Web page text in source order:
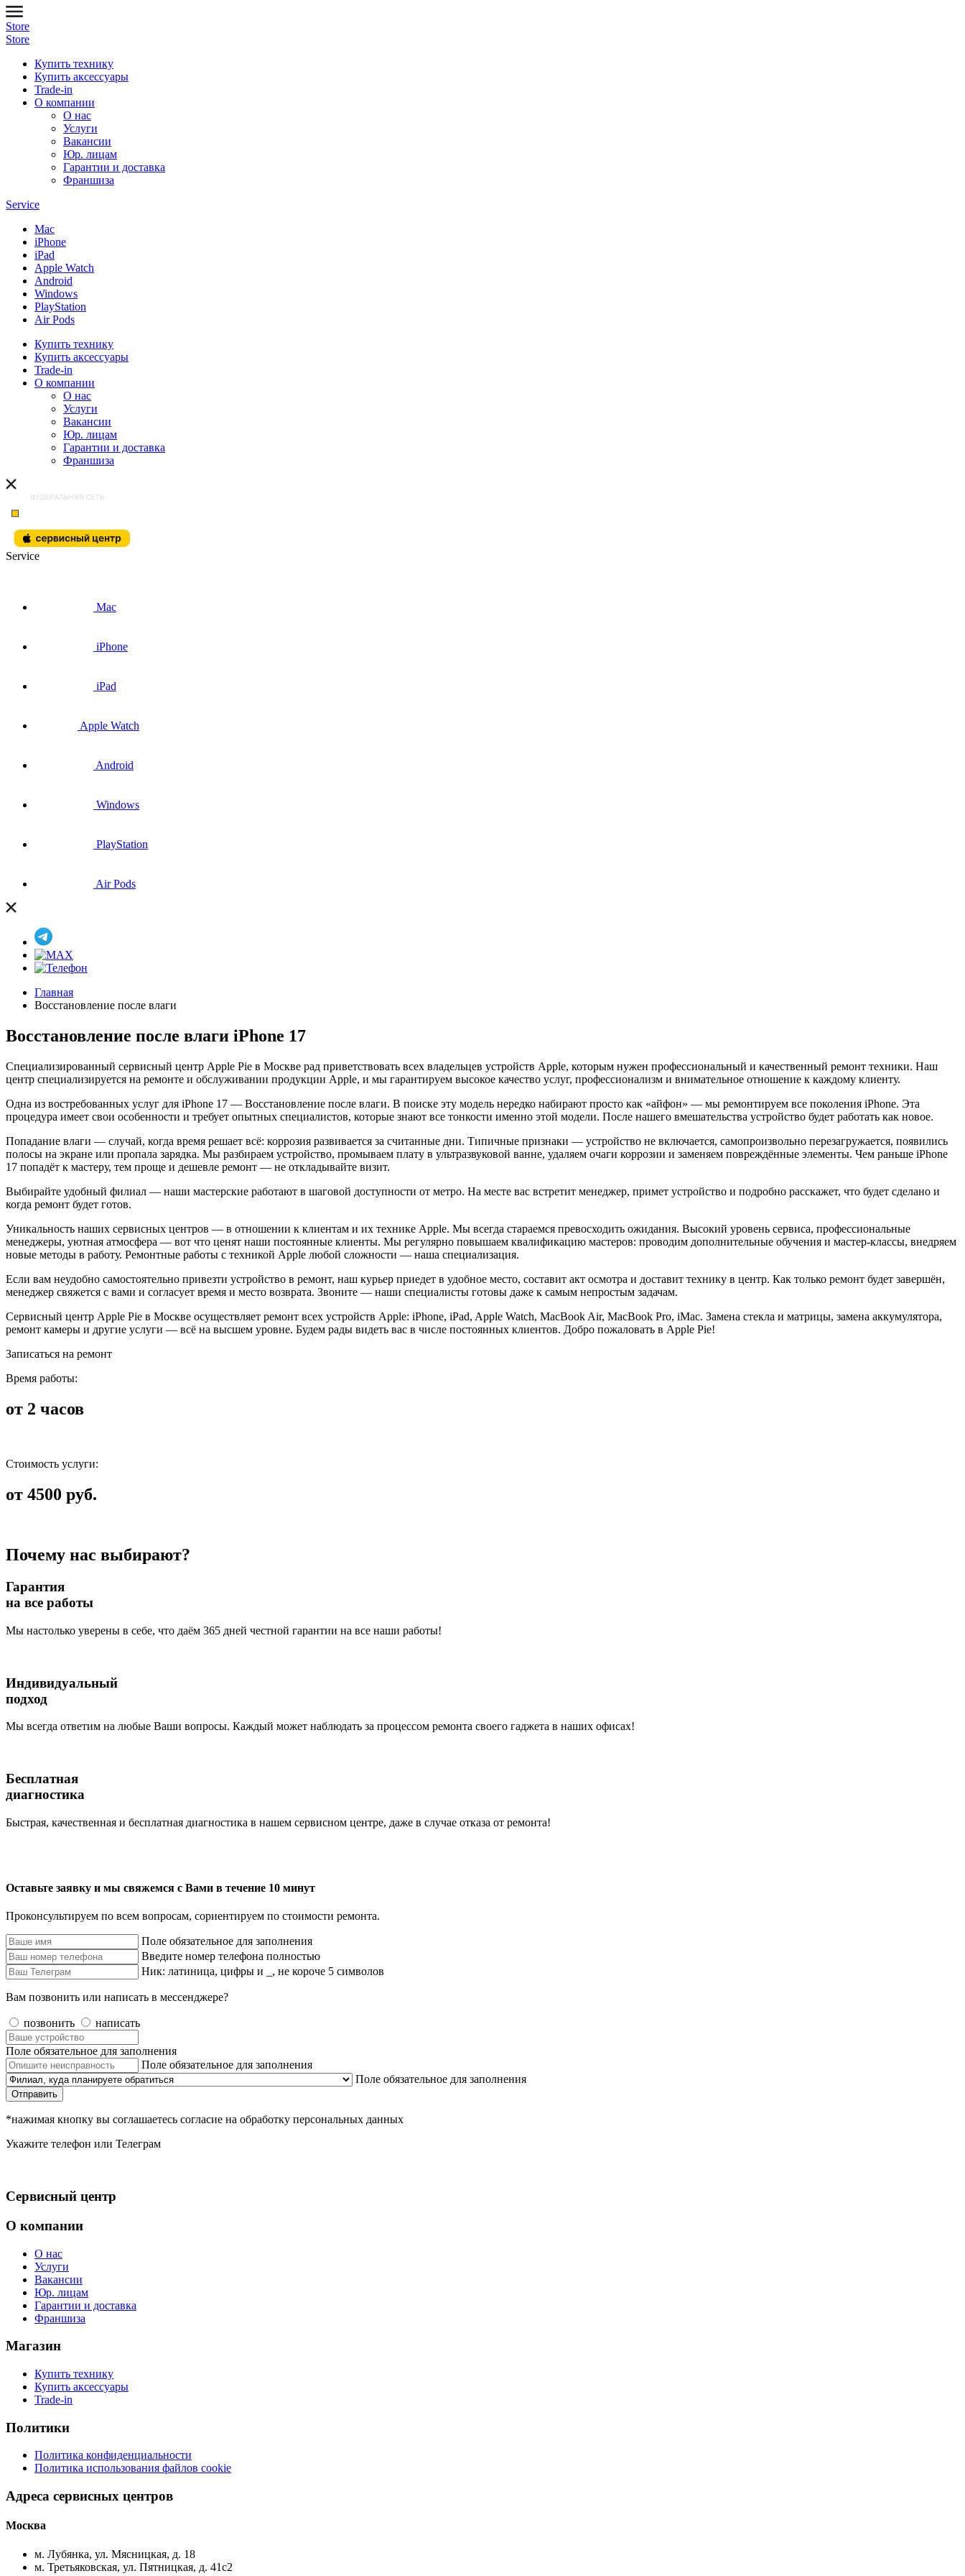
Store
Store
Купить технику
Купить аксессуары
Trade-in
О компании
О нас
Услуги
Вакансии
Юр. лицам
Гарантии и доставка
Франшиза
Service
Mac
iPhone
iPad
Apple Watch
Android
Windows
PlayStation
Air Pods
Купить технику
Купить аксессуары
Trade-in
О компании
О нас
Услуги
Вакансии
Юр. лицам
Гарантии и доставка
Франшиза
Service
Mac
iPhone
iPad
Apple Watch
Android
Windows
PlayStation
Air Pods
Главная
Восстановление после влаги
Восстановление после влаги iPhone 17
Специализированный сервисный центр Apple Pie в Москве рад приветствовать всех владельцев устройств Apple, которым нужен профессиональный и качественный ремонт техники. Наш
центр специализируется на ремонте и обслуживании продукции Apple, и мы гарантируем высокое качество услуг, профессионализм и внимательное отношение к каждому клиенту.
Одна из востребованных услуг для iPhone 17 — Восстановление после влаги. В поиске эту модель нередко набирают просто как «айфон» — мы ремонтируем все поколения iPhone. Эта
процедура имеет свои особенности и требует опытных специалистов, которые знают все тонкости именно этой модели. После нашего вмешательства устройство будет работать как новое.
Попадание влаги — случай, когда время решает всё: коррозия развивается за считанные дни. Типичные признаки — устройство не включается, самопроизвольно перезагружается, появились
полосы на экране или пропала зарядка. Мы разбираем устройство, промываем плату в ультразвуковой ванне, удаляем очаги коррозии и заменяем повреждённые элементы. Чем раньше iPhone
17 попадёт к мастеру, тем проще и дешевле ремонт — не откладывайте визит.
Выбирайте удобный филиал — наши мастерские работают в шаговой доступности от метро. На месте вас встретит менеджер, примет устройство и подробно расскажет, что будет сделано и
когда ремонт будет готов.
Уникальность наших сервисных центров — в отношении к клиентам и их технике Apple. Мы всегда стараемся превосходить ожидания. Высокий уровень сервиса, профессиональные
менеджеры, уютная атмосфера — вот что ценят наши постоянные клиенты. Мы регулярно повышаем квалификацию мастеров: проводим дополнительные обучения и мастер-классы, внедряем
новые методы в работу. Ремонтные работы с техникой Apple любой сложности — наша специализация.
Если вам неудобно самостоятельно привезти устройство в ремонт, наш курьер приедет в удобное место, составит акт осмотра и доставит технику в центр. Как только ремонт будет завершён,
менеджер свяжется с вами и согласует время и место возврата. Звоните — наши специалисты готовы даже к самым непростым задачам.
Сервисный центр Apple Pie в Москве осуществляет ремонт всех устройств Apple: iPhone, iPad, Apple Watch, MacBook Air, MacBook Pro, iMac. Замена стекла и матрицы, замена аккумулятора,
ремонт камеры и другие услуги — всё на высшем уровне. Будем рады видеть вас в числе постоянных клиентов. Добро пожаловать в Apple Pie!
Записаться на ремонт
Время работы:
от 2 часов
Стоимость услуги:
от 4500 руб.
Почему нас выбирают?
Гарантия
на все работы
Мы настолько уверены в себе, что даём 365 дней честной гарантии на все наши работы!
Индивидуальный
подход
Мы всегда ответим на любые Ваши вопросы. Каждый может наблюдать за процессом ремонта своего гаджета в наших офисах!
Бесплатная
диагностика
Быстрая, качественная и бесплатная диагностика в нашем сервисном центре, даже в случае отказа от ремонта!
Оставьте заявку и мы свяжемся с Вами в течение 10 минут
Проконсультируем по всем вопросам, сориентируем по стоимости ремонта.
Поле обязательное для заполнения
Введите номер телефона полностью
Ник: латиница, цифры и _, не короче 5 символов
Вам позвонить или написать в мессенджере?
позвонить написать
Поле обязательное для заполнения
Поле обязательное для заполнения
Поле обязательное для заполнения
Отправить
*нажимая кнопку вы соглашаетесь согласие на обработку персональных данных
Укажите телефон или Телеграм
Сервисный центр
О компании
О нас
Услуги
Вакансии
Юр. лицам
Гарантии и доставка
Франшиза
Магазин
Купить технику
Купить аксессуары
Trade-in
Политики
Политика конфиденциальности
Политика использования файлов cookie
Адреса сервисных центров
Москва
м. Лубянка, ул. Мясницкая, д. 18
м. Третьяковская, ул. Пятницкая, д. 41с2